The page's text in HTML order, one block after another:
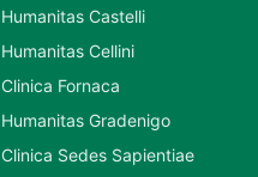
Humanitas Castelli
Humanitas Cellini
Clinica Fornaca
Humanitas Gradenigo
Clinica Sedes Sapientiae